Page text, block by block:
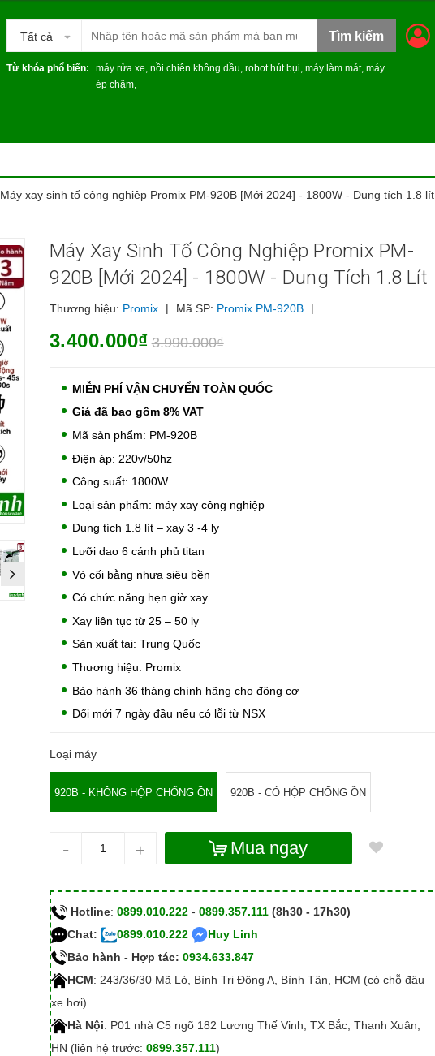
Tất cả Tìm kiếm
Từ khóa phổ biến: máy rửa xe, nồi chiên không dầu, robot hút bụi, máy làm mát, máy
ép chậm,
Máy xay sinh tố công nghiệp Promix PM-920B [Mới 2024] - 1800W - Dung tích 1.8 lít
Máy Xay Sinh Tố Công Nghiệp Promix PM-
920B [Mới 2024] - 1800W - Dung Tích 1.8 Lít
Thương hiệu: Promix | Mã SP: Promix PM-920B |
3.400.000₫ 3.990.000₫
MIỄN PHÍ VẬN CHUYỂN TOÀN QUỐC
Giá đã bao gồm 8% VAT
Mã sản phẩm: PM-920B
Điện áp: 220v/50hz
Công suất: 1800W
Loại sản phẩm: máy xay công nghiệp
Dung tích 1.8 lít – xay 3 -4 ly
Lưỡi dao 6 cánh phủ titan
Vỏ cối bằng nhựa siêu bền
Có chức năng hẹn giờ xay
Xay liên tục từ 25 – 50 ly
Sản xuất tại: Trung Quốc
Thương hiệu: Promix
Bảo hành 36 tháng chính hãng cho động cơ
Đổi mới 7 ngày đầu nếu có lỗi từ NSX
Loại máy
920B - KHÔNG HỘP CHỐNG ỒN 920B - CÓ HỘP CHỐNG ỒN
- + Mua ngay
Hotline: 0899.010.222- 0899.357.111 (8h30 - 17h30)
Chat:
0899.010.222
Huy Linh
Bảo hành - Hợp tác: 0934.633.847
HCM: 243/36/30 Mã Lò, Bình Trị Đông A, Bình Tân, HCM (có chỗ đậu
xe hơi)
Hà Nội: P01 nhà C5 ngõ 182 Lương Thế Vinh, TX Bắc, Thanh Xuân,
HN (liên hệ trước: 0899.357.111)